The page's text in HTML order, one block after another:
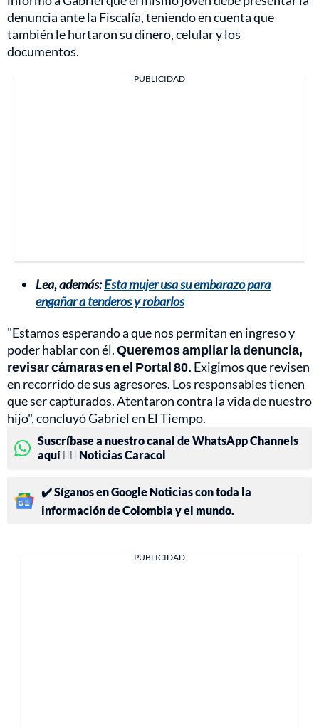
denuncia ante la Fiscalía, teniendo en cuenta que
también le hurtaron su dinero, celular y los
documentos.
PUBLICIDAD
Lea, además:Esta mujer usa su embarazo para
engañar a tenderos y robarlos
"Estamos esperando a que nos permitan en ingreso y
poder hablar con él.Queremos ampliar la denuncia,
revisar cámaras en el Portal 80. Exigimos que revisen
en recorrido de sus agresores. Los responsables tienen
que ser capturados. Atentaron contra la vida de nuestro
hijo", concluyó Gabriel en El Tiempo.
Suscríbase a nuestro canal de WhatsApp Channels
aquí 👉🏻 Noticias Caracol
✔️ Síganos en Google Noticias con toda la
información de Colombia y el mundo.
PUBLICIDAD